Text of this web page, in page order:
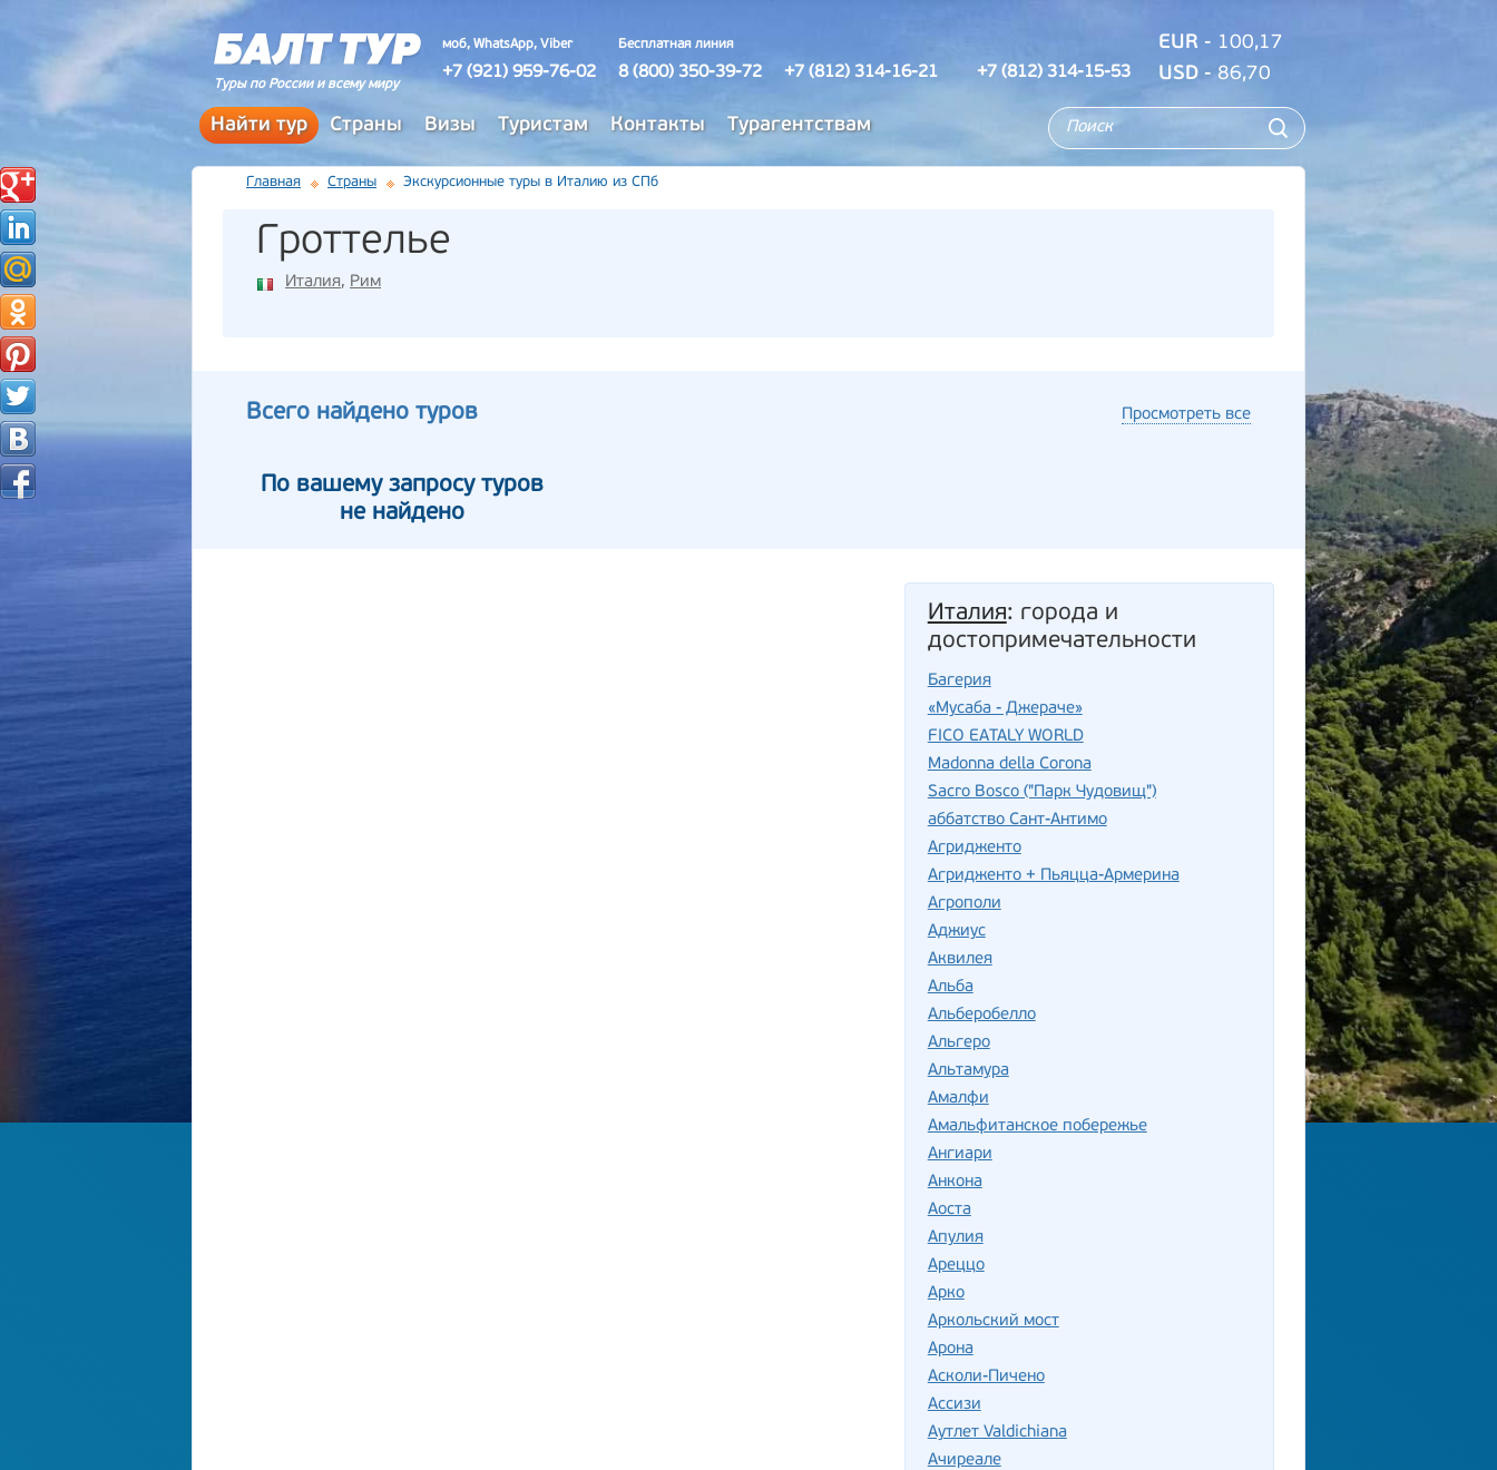
Туры по России и всему миру
моб, WhatsApp, Viber
+7 (921) 959-76-02
Бесплатная линия
8 (800) 350-39-72 +7 (812) 314-16-21 +7 (812) 314-15-53
EUR - 100,17
USD - 86,70
Найти тур Страны Визы Туристам Контакты Турагентствам
Главная Страны Экскурсионные туры в Италию из СПб
Гроттелье
Италия, Рим
Всего найдено туров Просмотреть все
По вашему запросу туров
не найдено
Италия: города и
достопримечательности
Багерия
«Мусаба - Джераче»
FICO EATALY WORLD
Madonna della Corona
Sacro Bosco ("Парк Чудовищ")
аббатство Сант-Антимо
Агридженто
Агридженто + Пьяцца-Армерина
Агрополи
Аджиус
Аквилея
Альба
Альберобелло
Альгеро
Альтамура
Амалфи
Амальфитанское побережье
Ангиари
Анкона
Аоста
Апулия
Ареццо
Арко
Аркольский мост
Арона
Асколи-Пичено
Ассизи
Аутлет Valdichiana
Ачиреале